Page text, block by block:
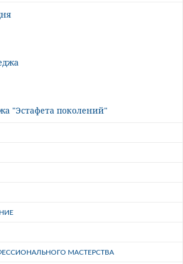
"Эстафета поколений"
МАСТЕРСТВА